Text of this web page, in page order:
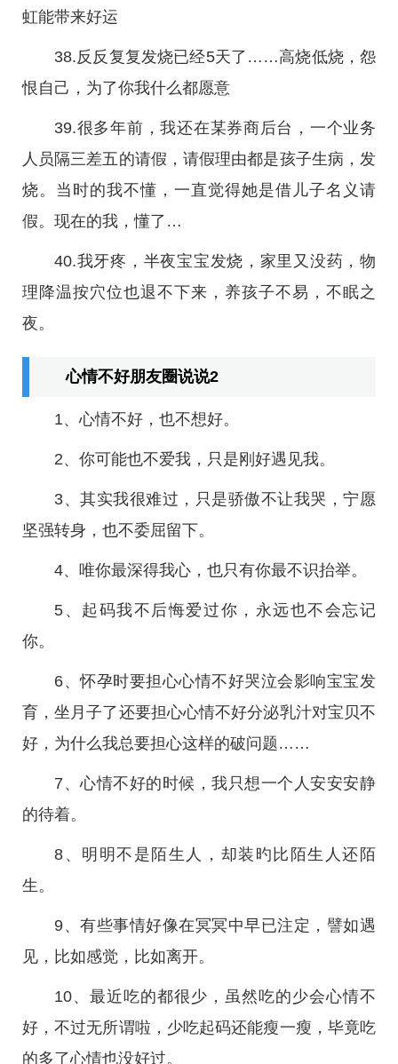
虹能带来好运
38.反反复复发烧已经5天了……高烧低烧，怨
恨自己，为了你我什么都愿意
39.很多年前，我还在某券商后台，一个业务
人员隔三差五的请假，请假理由都是孩子生病，发
烧。当时的我不懂，一直觉得她是借儿子名义请
假。现在的我，懂了…
40.我牙疼，半夜宝宝发烧，家里又没药，物
理降温按穴位也退不下来，养孩子不易，不眠之
夜。
心情不好朋友圈说说2
1、心情不好，也不想好。
2、你可能也不爱我，只是刚好遇见我。
3、其实我很难过，只是骄傲不让我哭，宁愿
坚强转身，也不委屈留下。
4、唯你最深得我心，也只有你最不识抬举。
5、起码我不后悔爱过你，永远也不会忘记
你。
6、怀孕时要担心心情不好哭泣会影响宝宝发
育，坐月子了还要担心心情不好分泌乳汁对宝贝不
好，为什么我总要担心这样的破问题……
7、心情不好的时候，我只想一个人安安安静
的待着。
8、明明不是陌生人，却装旳比陌生人还陌
生。
9、有些事情好像在冥冥中早已注定，譬如遇
见，比如感觉，比如离开。
10、最近吃的都很少，虽然吃的少会心情不
好，不过无所谓啦，少吃起码还能瘦一瘦，毕竟吃
的多了心情也没好过。